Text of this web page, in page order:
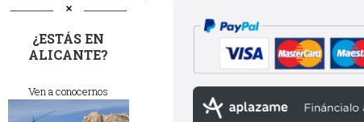
¿ESTÁS EN
ALICANTE?
Ven a conocernos